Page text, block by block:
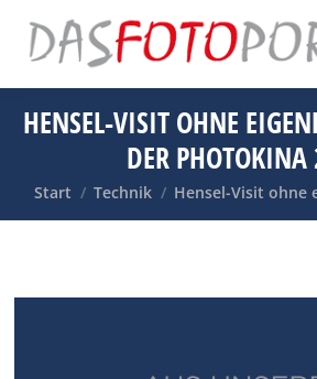
HENSEL-VISIT OHNE
DER
Sie befinden sich hier:
Start Technik Hensel-Visit ohne